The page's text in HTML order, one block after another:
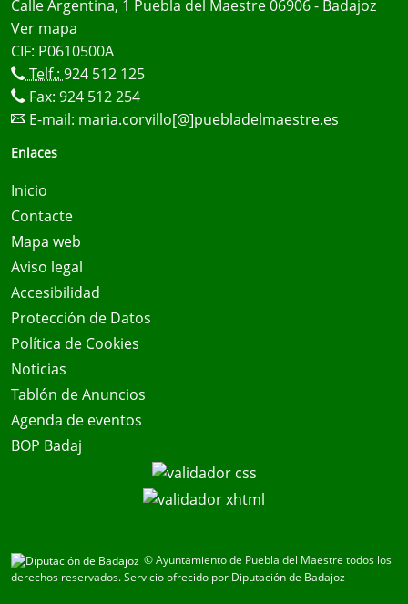
Calle Argentina, 1 Puebla del Maestre 06906 - Badajoz
Ver mapa
CIF: P0610500A
Telf.: 924 512 125
Fax: 924 512 254
E-mail: maria.corvillo[@]puebladelmaestre.es
Enlaces
Inicio
Contacte
Mapa web
Aviso legal
Accesibilidad
Protección de Datos
Política de Cookies
Noticias
Tablón de Anuncios
Agenda de eventos
BOP Badaj
© Ayuntamiento de Puebla del Maestre todos los
derechos reservados.Servicio ofrecido por Diputación de Badajoz